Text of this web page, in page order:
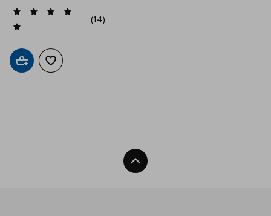
(14)
Добави в кошницата
Добави към списъка с любими
Нагоре